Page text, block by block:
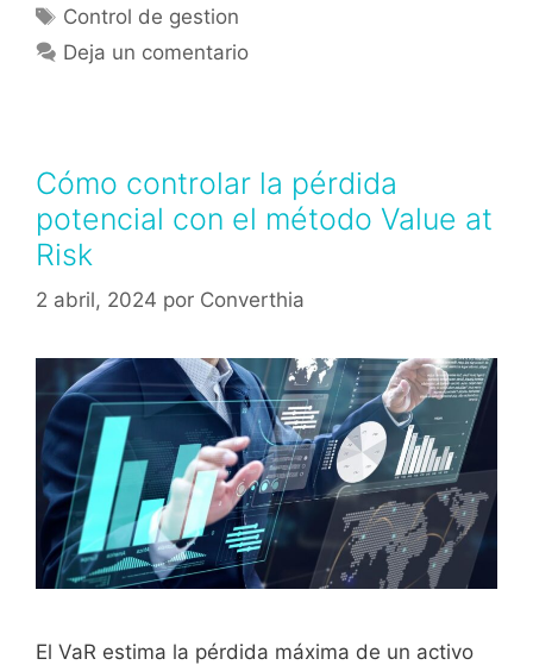
Control de gestion
Deja un comentario
Cómo controlar la pérdida
potencial con el método Value at
Risk
2 abril, 2024 por Converthia
El VaR estima la pérdida máxima de un activo